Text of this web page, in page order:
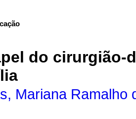
do cirurgião-
Mariana Ramalho